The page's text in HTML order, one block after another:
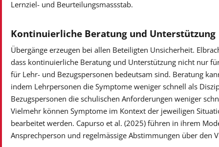
Lernziel- und Beurteilungsmassstab.
Kontinuierliche Beratung und Unterstützung
Übergänge erzeugen bei allen Beteiligten Unsicherheit.
dass kontinuierliche Beratung und Unterstützung nicht nur
für Lehr- und Bezugspersonen bedeutsam sind. Beratung
indem Lehrpersonen die Symptome weniger schnell als
Bezugspersonen die schulischen Anforderungen weniger
Vielmehr können Symptome im Kontext der jeweiligen
bearbeitet werden. Capurso et al. (2025) führen in ihrem
Ansprechperson und regelmässige Abstimmungen über den